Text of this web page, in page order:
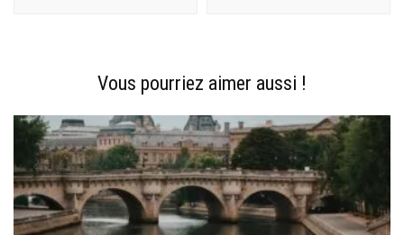
Vous pourriez aimer aussi !